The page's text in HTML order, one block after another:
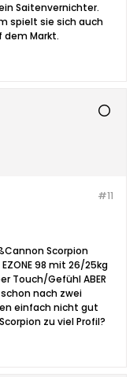
Saitenvernichter.
spielt sie sich auch
dem Markt.
#11
Scorpion
EZONE 98 mit 26/25kg
Touch/Gefühl ABER
nach zwei
einfach nicht gut
zu viel Profil?